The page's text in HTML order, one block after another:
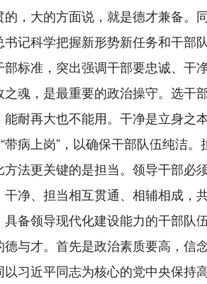
，大的方面说，就是德才兼备。
记科学把握新形势新任务和干部
标准，突出强调干部要忠诚、干
魂，是最重要的政治操守。选干
耐再大也不能用。干净是立身之
病上岗”，以确保干部队伍纯洁。
法更关键的是担当。领导干部必须
净、担当相互贯通、相辅相成，
备领导现代化建设能力的干部队
与才。首先是政治素质要高，信
习近平同志为核心的党中央保持